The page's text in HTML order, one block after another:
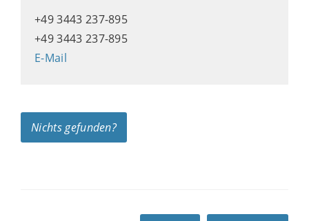
+49 3443 237-895
+49 3443 237-895
E-Mail
Nichts gefunden?